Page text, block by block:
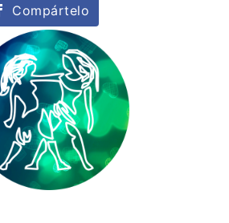
Compártelo